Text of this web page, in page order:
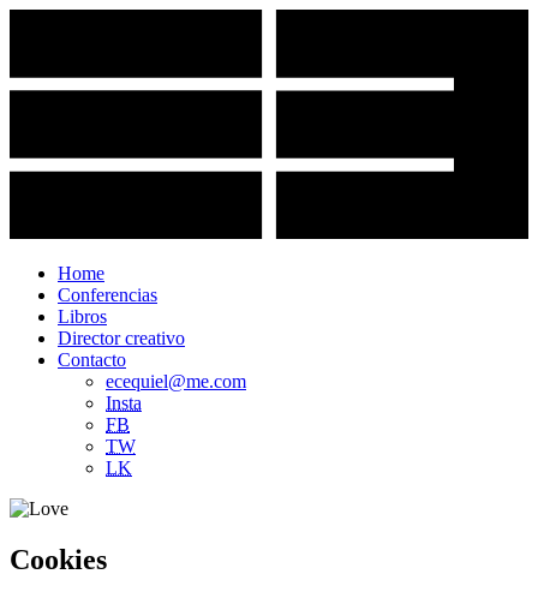
Home
Conferencias
Libros
Director creativo
Contacto
ecequiel@me.com
Insta
FB
TW
LK
Cookies